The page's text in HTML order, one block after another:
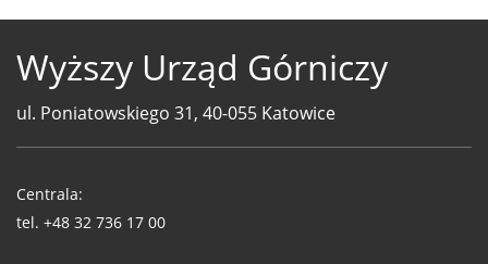
Wyższy Urząd Górniczy
ul. Poniatowskiego 31, 40-055 Katowice
WUG
Centrala:
tel. +48 32 736 17 00